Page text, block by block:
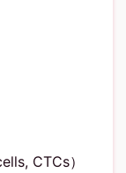
CTCs）